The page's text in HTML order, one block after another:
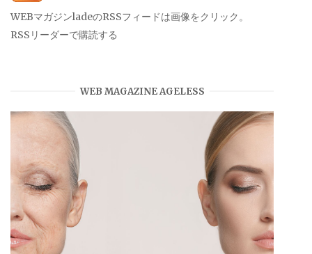
WEBマガジンladeのRSSフィードは画像をクリック。
RSSリーダーで購読する
WEB MAGAZINE AGELESS